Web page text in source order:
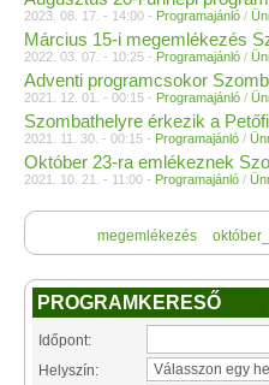
2023. 08. 17. - 14:00 - Programajánló /
Március 15-i megemlékezés
2022. 03. 07. - 10:25 - Programajánló /
Adventi programcsokor
2021. 12. 01. - 00:15 - Programajánló /
Szombathelyre érkezik a
2021. 11. 30. - 00:15 - Programajánló /
Október 23-ra emlékeznek
2021. 10. 21. - 11:00 - Programajánló /
megemlékezés
PROGRAMKERESŐ
Időpont:
Helyszín: